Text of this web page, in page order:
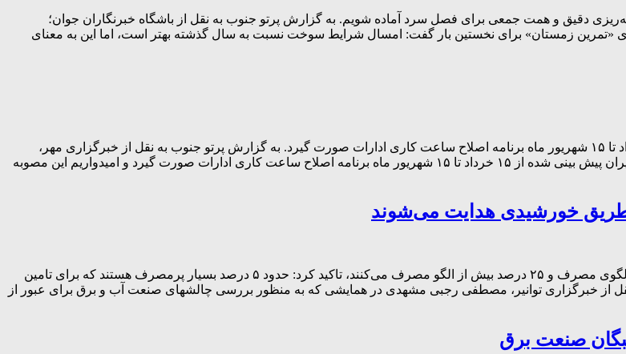
دقیق و همت جمعی برای فصل سرد آماده شویم. به گزارش پرتو جنوب به نقل از باشگاه خبرنگاران جوان؛
«تمرین زمستان» برای نخستین بار گفت: امسال شرایط سوخت نسبت به سال گذشته بهتر است، اما این به معنای
مدیرعامل شرکت توانیر گفت: براساس مصوبه هیئت وزیران پیش بینی شده از ۱۵ خرداد تا ۱۵ شهریور ماه برنامه اصلاح ساعت کاری ادارات صورت گیرد. به گزارش پرتو جنوب به نقل از خبرگزاری مهر،
مصطفی رجبی مشهدی مدیرعامل شرکت توانیر اظهار کرد: بر اساس مصوبه هیئت وزیران پیش بینی شده از ۱۵ خرداد تا ۱۵ شهریور ماه برنامه اصلاح ساعت کاری ادارات صورت گیرد و امیدواریم این مصوبه
طریق خورشیدی هدایت می‌شوند
مدیرعامل شرکت توانیر با بیان این که از مجموع مشترکان برق ۷۵ درصد در چارچوب الگوی مصرف و ۲۵ درصد بیش از الگو مصرف می‌کنند، تاکید کرد: حدود ۵ درصد بسیار پرمصرف‌ هستند که برای تامین
از خبرگزاری توانیر، مصطفی رجبی مشهدی در همایشی که به منظور بررسی چالشهای صنعت آب و برق برای عبور از